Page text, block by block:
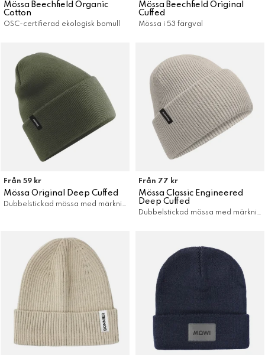
Mössa Beechfield Organic
Cotton
OSC-certifierad ekologisk bomull
Mössa Beechfield Original
Cuffed
Mössa i 53 färgval
Från 59 kr
Mössa Original Deep Cuffed
Dubbelstickad mössa med märkning
Från 77 kr
Mössa Classic Engineered
Deep Cuffed
Dubbelstickad mössa med märkning